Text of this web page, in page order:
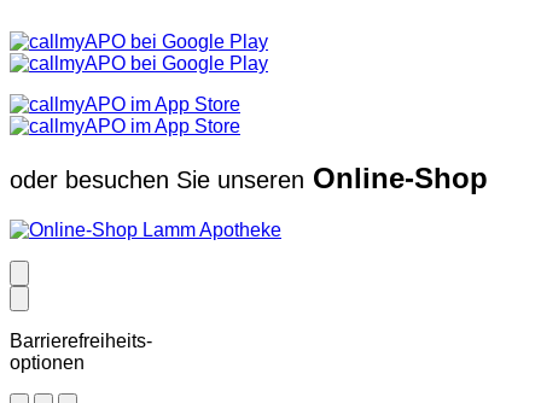
oder besuchen Sie unseren Online-Shop
Barrierefreiheits-
optionen